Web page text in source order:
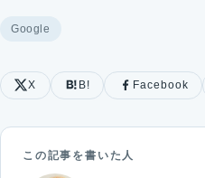
Google
X B! Facebook
この記事を書いた人